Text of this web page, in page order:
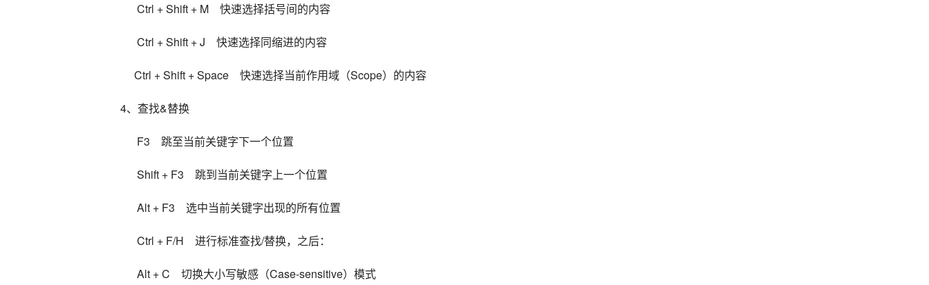
      Ctrl + Shift + M    快速选择括号间的内容
      Ctrl + Shift + J    快速选择同缩进的内容
     Ctrl + Shift + Space    快速选择当前作用域（Scope）的内容
4、查找&替换
      F3    跳至当前关键字下一个位置
      Shift + F3    跳到当前关键字上一个位置
      Alt + F3    选中当前关键字出现的所有位置
      Ctrl + F/H    进行标准查找/替换，之后：
      Alt + C    切换大小写敏感（Case-sensitive）模式